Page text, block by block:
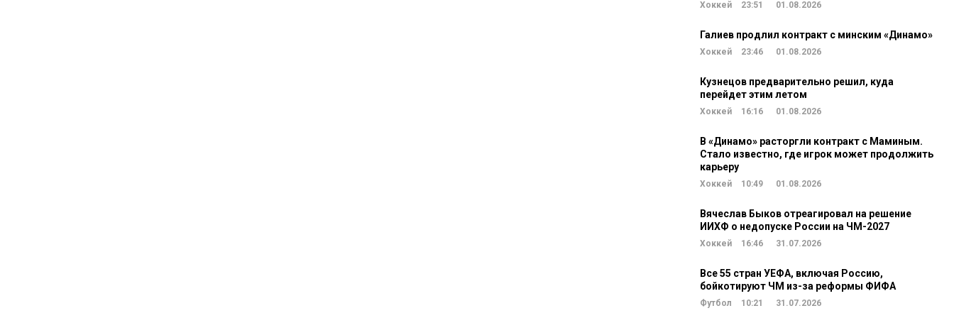
Хоккей 23:51 01.08.2026
Галиев продлил контракт с минским «Динамо»
Хоккей 23:46 01.08.2026
Кузнецов предварительно решил, куда
перейдет этим летом
Хоккей 16:16 01.08.2026
В «Динамо» расторгли контракт с Маминым.
Стало известно, где игрок может продолжить
карьеру
Хоккей 10:49 01.08.2026
Вячеслав Быков отреагировал на решение
ИИХФ о недопуске России на ЧМ-2027
Хоккей 16:46 31.07.2026
Все 55 стран УЕФА, включая Россию,
бойкотируют ЧМ из-за реформы ФИФА
Футбол 10:21 31.07.2026